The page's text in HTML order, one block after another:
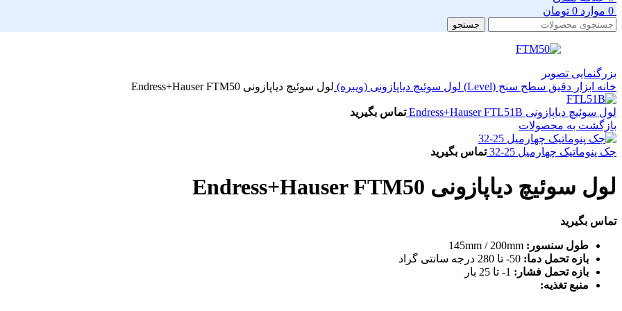
0 موارد 0 تومان
جستجو
بزرگنمایی تصویر
خانه ابزار دقیق سطح سنج (Level) لول سوئیچ دیاپازونی (ویبره) لول سوئیچ دیاپازونی Endress+Hauser FTM50
لول سوئیچ دیاپازونی Endress+Hauser FTL51B
تماس بگیرید
بازگشت به محصولات
جک پنوماتیک چهارمیل 25-32 تماس بگیرید
لول سوئیچ دیاپازونی Endress+Hauser FTM50
تماس بگیرید
طول سنسور: 145mm / 200mm
بازه تحمل دما: 50- تا 280 درجه سانتی گراد
بازه تحمل فشار: 1- تا 25 بار
منبع تغذیه: